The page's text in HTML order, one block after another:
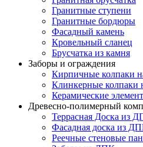
Гранитные ступени
Гранитные бордюры
Фасадный камень
Кровельный сланец
Брусчатка из камня
Заборы и ограждения
Кирпичные колпаки
Клинкерные колпаки
Керамические
Древесно-полимерный
Террасная Доска из
Фасадная доска из
Реечные стеновые